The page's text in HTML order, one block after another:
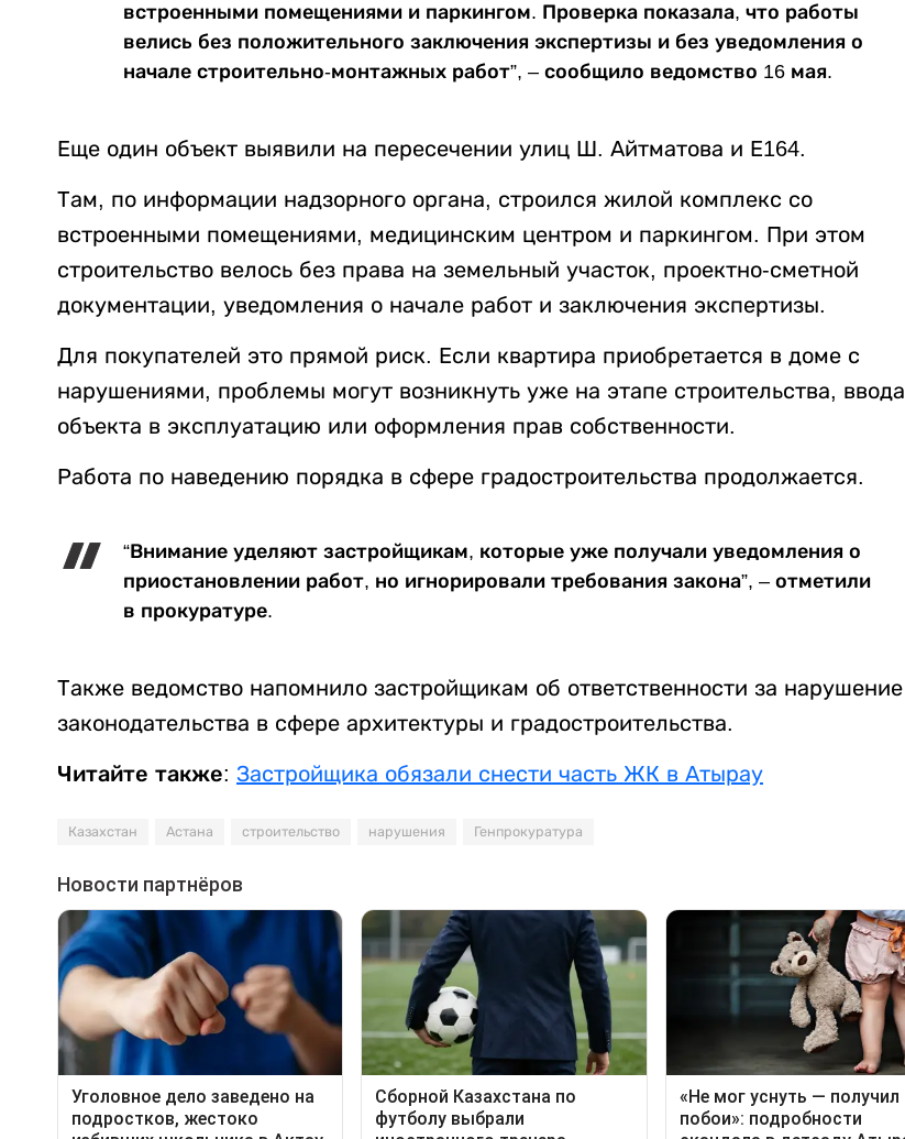
встроенными помещениями и паркингом. Проверка показала, что работы
велись без положительного заключения экспертизы и без уведомления о
начале строительно-монтажных работ”, – сообщило ведомство 16 мая.
Еще один объект выявили на пересечении улиц Ш. Айтматова и Е164.
Там, по информации надзорного органа, строился жилой комплекс со
встроенными помещениями, медицинским центром и паркингом. При этом
строительство велось без права на земельный участок, проектно-сметной
документации, уведомления о начале работ и заключения экспертизы.
Для покупателей это прямой риск. Если квартира приобретается в доме с
нарушениями, проблемы могут возникнуть уже на этапе строительства, ввода
объекта в эксплуатацию или оформления прав собственности.
Работа по наведению порядка в сфере градостроительства продолжается.
“Внимание уделяют застройщикам, которые уже получали уведомления о
приостановлении работ, но игнорировали требования закона”, – отметили
в прокуратуре.
Также ведомство напомнило застройщикам об ответственности за нарушение
законодательства в сфере архитектуры и градостроительства.
Читайте также: Застройщика обязали снести часть ЖК в Атырау
Казахстан Астана строительство нарушения Генпрокуратура